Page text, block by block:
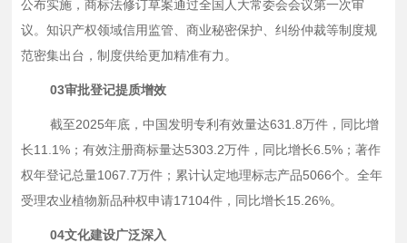
公布实施，商标法修订草案通过全国人大常委会会议第一次审
议。知识产权领域信用监管、商业秘密保护、纠纷仲裁等制度规
范密集出台，制度供给更加精准有力。
03审批登记提质增效
截至2025年底，中国发明专利有效量达631.8万件，同比增
长11.1%；有效注册商标量达5303.2万件，同比增长6.5%；著作
权年登记总量1067.7万件；累计认定地理标志产品5066个。全年
受理农业植物新品种权申请17104件，同比增长15.26%。
04文化建设广泛深入